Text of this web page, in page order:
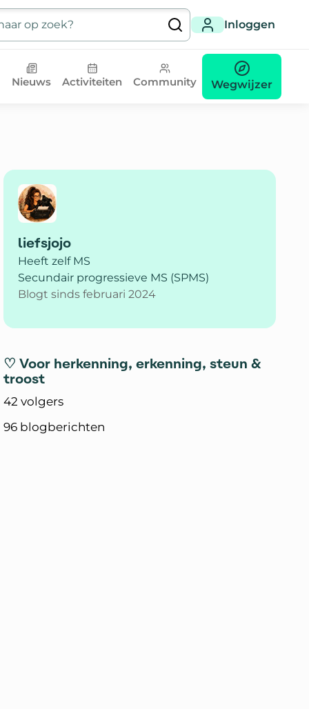
Inloggen
Nieuws Activiteiten Community Wegwijzer
liefsjojo
Heeft zelf MS
Secundair progressieve MS (SPMS)
Blogt sinds februari 2024
♡ Voor herkenning, erkenning, steun &
troost
42 volgers
96 blogberichten